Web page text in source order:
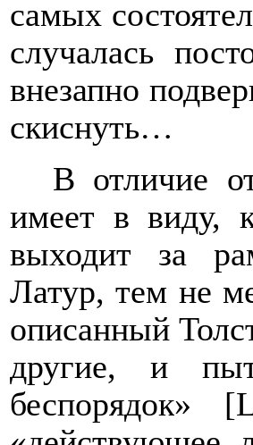
самых
случалась
внезапно
скиснуть…
В отличие
имеет в виду,
выходит за
Латур, тем не
описанный
другие, и
беспорядок» [